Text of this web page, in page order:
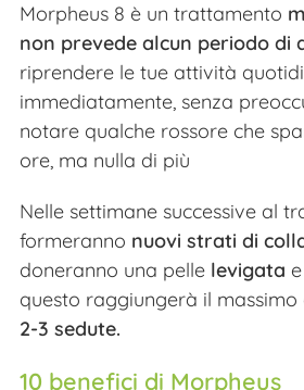
Morpheus 8 è un trattamento
non prevede alcun periodo di
riprendere le tue attività
immediatamente, senza
notare qualche rossore che
ore, ma nulla di più
Nelle settimane successive al
formeranno nuovi strati di
doneranno una pelle levigata e
questo raggiungerà il
2-3 sedute.
10 benefici di Morpheus